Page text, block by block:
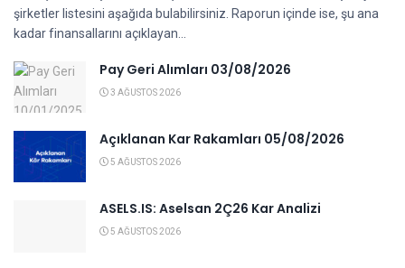
şirketler listesini aşağıda bulabilirsiniz. Raporun içinde ise, şu ana
kadar finansallarını açıklayan...
Pay Geri Alımları 03/08/2026
3 AĞUSTOS 2026
Açıklanan Kar Rakamları 05/08/2026
5 AĞUSTOS 2026
ASELS.IS: Aselsan 2Ç26 Kar Analizi
5 AĞUSTOS 2026